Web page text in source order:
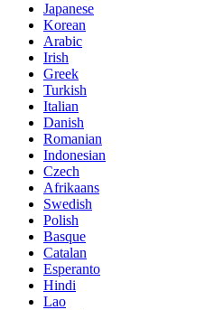
Japanese
Korean
Arabic
Irish
Greek
Turkish
Italian
Danish
Romanian
Indonesian
Czech
Afrikaans
Swedish
Polish
Basque
Catalan
Esperanto
Hindi
Lao